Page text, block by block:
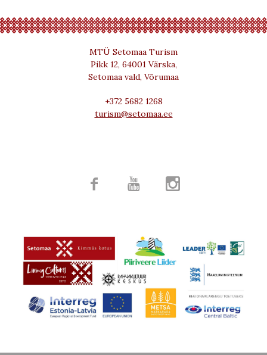
MTÜ Setomaa Turism
Pikk 12, 64001 Värska,
Setomaa vald, Võrumaa
+372 5682 1268
turism@setomaa.ee
  